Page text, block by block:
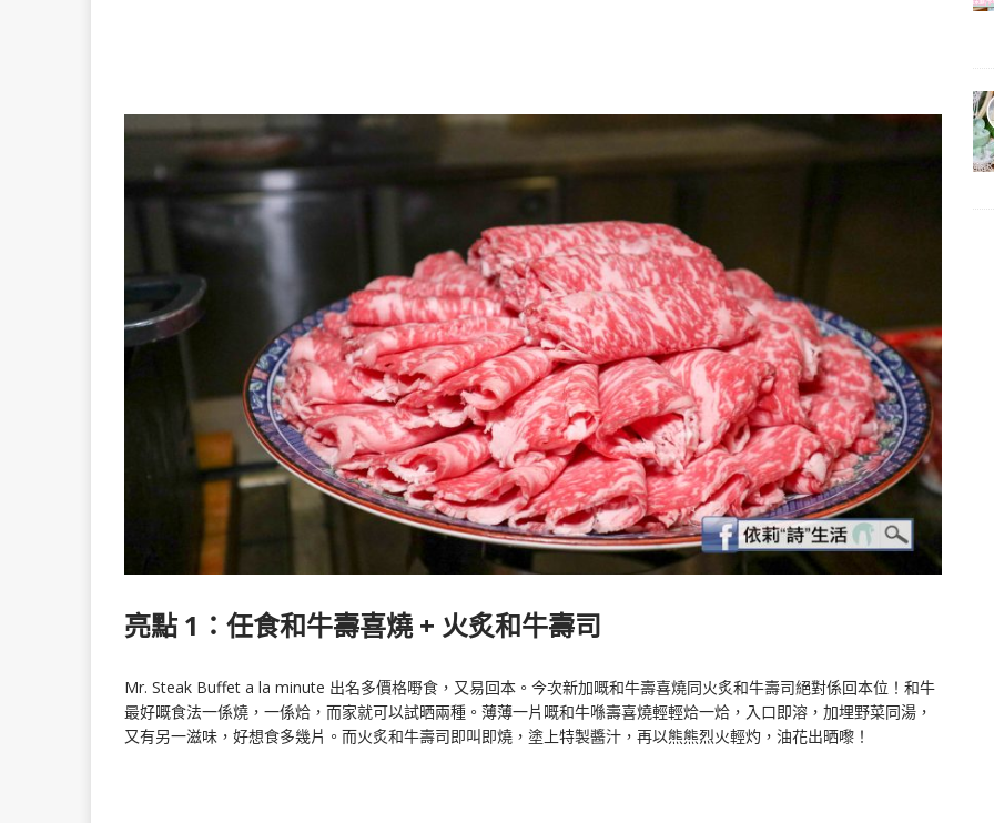
亮點 1：任食和牛壽喜燒 + 火炙和牛壽司
Mr. Steak Buffet a la minute 出名多價格嘢食，又易回本。今次新加嘅和牛壽喜燒同火炙和牛壽司絕對係回本位！和牛
最好嘅食法一係燒，一係烚，而家就可以試晒兩種。薄薄一片嘅和牛喺壽喜燒輕輕烚一烚，入口即溶，加埋野菜同湯，
又有另一滋味，好想食多幾片。而火炙和牛壽司即叫即燒，塗上特製醬汁，再以熊熊烈火輕灼，油花出晒嚟！